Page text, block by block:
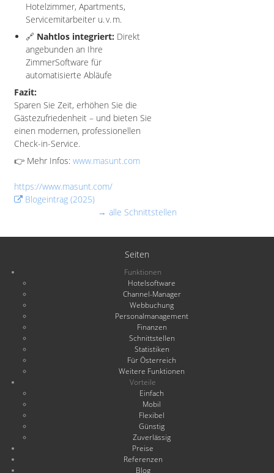
Hotelzimmer, Apartments,
Servicemitarbeiter u. v. m.
🔗 Nahtlos integriert: Direkt
angebunden an Ihre
ZimmerSoftware für
automatisierte Abläufe
Fazit:
Sparen Sie Zeit, erhöhen Sie die
Gästezufriedenheit – und bieten Sie
einen modernen, professionellen
Check-in-Service.
👉 Mehr Infos: www.masunt.com
https://www.masunt.com/
Blogeintrag (2025)
→ alle Schnittstellen
Seiten
Funktionen
Hotelsoftware
Channel-Manager
Webbuchung
Personalmanagement
Finanzen
Schnittstellen
Statistiken
Für Österreich
Weitere Funktionen
Vorteile
Einfach
Mobil
Flexibel
Günstig
Zuverlässig
Preise
Referenzen
Blog